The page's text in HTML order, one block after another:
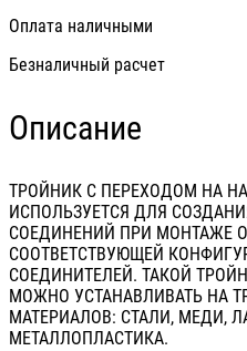
Оплата наличными
Безналичный расчет
Описание
ТРОЙНИК С ПЕРЕХОДОМ НА
ИСПОЛЬЗУЕТСЯ ДЛЯ
СОЕДИНЕНИЙ ПРИ МОНТАЖЕ
СООТВЕТСТВУЮЩЕЙ
СОЕДИНИТЕЛЕЙ. ТАКОЙ
МОЖНО УСТАНАВЛИВАТЬ НА
МАТЕРИАЛОВ: СТАЛИ, МЕДИ,
МЕТАЛЛОПЛАСТИКА.